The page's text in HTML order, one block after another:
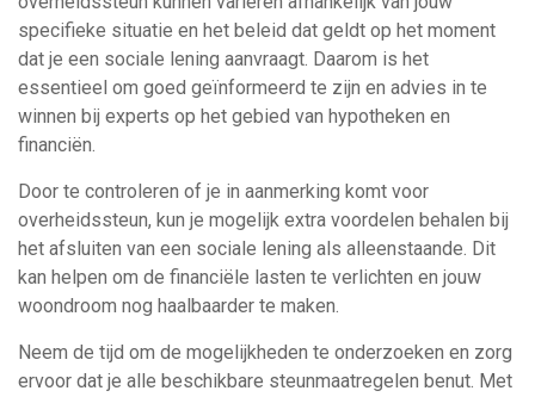
specifieke situatie en het beleid dat geldt op het moment
dat je een sociale lening aanvraagt. Daarom is het
essentieel om goed geïnformeerd te zijn en advies in te
winnen bij experts op het gebied van hypotheken en
financiën.
Door te controleren of je in aanmerking komt voor
overheidssteun, kun je mogelijk extra voordelen behalen bij
het afsluiten van een sociale lening als alleenstaande. Dit
kan helpen om de financiële lasten te verlichten en jouw
woondroom nog haalbaarder te maken.
Neem de tijd om de mogelijkheden te onderzoeken en zorg
ervoor dat je alle beschikbare steunmaatregelen benut. Met